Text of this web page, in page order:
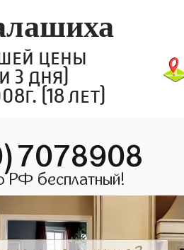
цены
3 дня)
(18 лет)
РФ бесплатный!